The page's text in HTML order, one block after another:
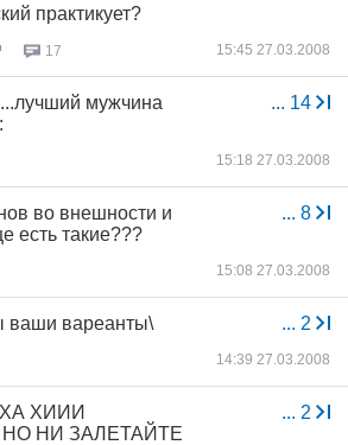
практикует?
17 15:45 27.03.2008
... 14
мужчина
15:18 27.03.2008
... 8
во внешности и
есть такие???
15:08 27.03.2008
... 2
ваши вареанты\
14:39 27.03.2008
... 2
ХА ХИИИ
НИ ЗАЛЕТАЙТЕ